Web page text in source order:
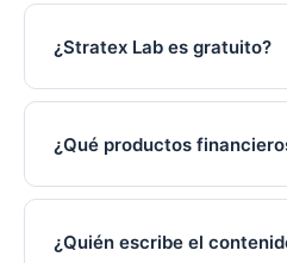
¿Stratex Lab es gratuito?
¿Qué productos
¿Quién escribe el